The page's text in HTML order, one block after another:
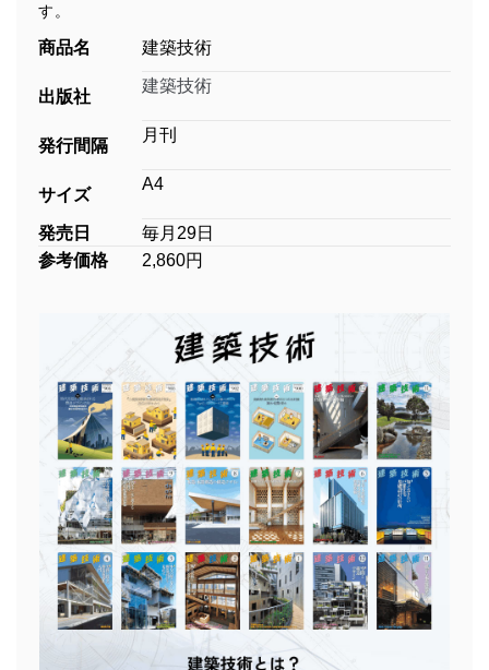
す。
商品名 建築技術
出版社
建築技術
発行間隔
月刊
サイズ
A4
発売日
毎月29日
参考価格
2,860円